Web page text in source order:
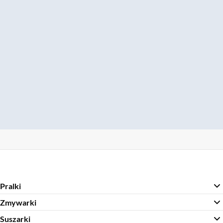
Pralki
Zmywarki
Suszarki